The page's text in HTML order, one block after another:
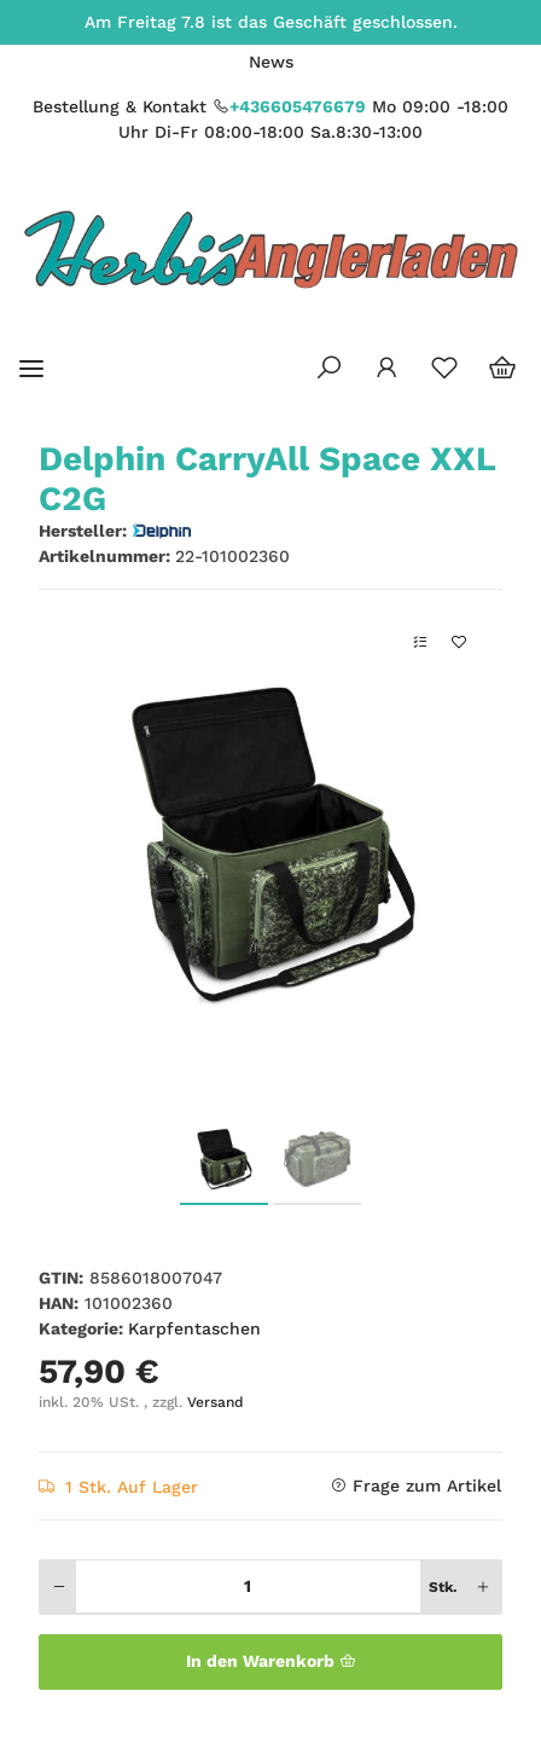
Am Freitag 7.8 ist das Geschäft geschlossen.
News
Bestellung & Kontakt +436605476679 Mo 09:00 -18:00
Uhr Di-Fr 08:00-18:00 Sa.8:30-13:00
Delphin CarryAll Space XXL
C2G
Hersteller:
Artikelnummer: 22-101002360
GTIN: 8586018007047
HAN: 101002360
Kategorie: Karpfentaschen
57,90 €
inkl. 20% USt. , zzgl. Versand
1 Stk. Auf Lager Frage zum Artikel
Stk.
In den Warenkorb